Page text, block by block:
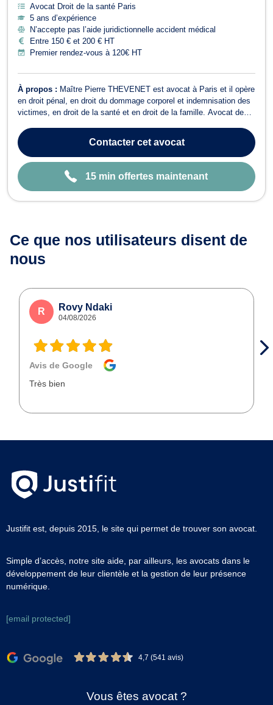
Avocat Droit de la santé Paris
5 ans d’expérience
N’accepte pas l’aide juridictionnelle accident médical
Entre 150 € et 200 € HT
Premier rendez-vous à 120€ HT
À propos : Maître Pierre THEVENET est avocat à Paris et il opère
en droit pénal, en droit du dommage corporel et indemnisation des
victimes, en droit de la santé et en droit de la famille. Avocat de
novembre 2015), Maître Pierre THEVENET est formé au recueil de
la parole de...
Contactercet avocat
15 min offertes maintenant
Ce que nos utilisateurs disent de
nous
R Rovy Ndaki
04/08/2026
Avis de Google
Très bien
Justifit est, depuis 2015, le site qui permet de trouver son avocat.
Simple d’accès, notre site aide, par ailleurs, les avocats dans le
développement de leur clientèle et la gestion de leur présence
numérique.
[email protected]
4,7 (541 avis)
Vous êtes avocat ?